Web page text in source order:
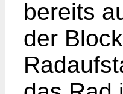
bereits
der